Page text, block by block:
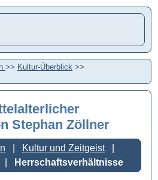
>> Kultur-Überblick >>
Stephan Zöllner
Kultur und Zeitgeist
Herrschaftsverhältnisse